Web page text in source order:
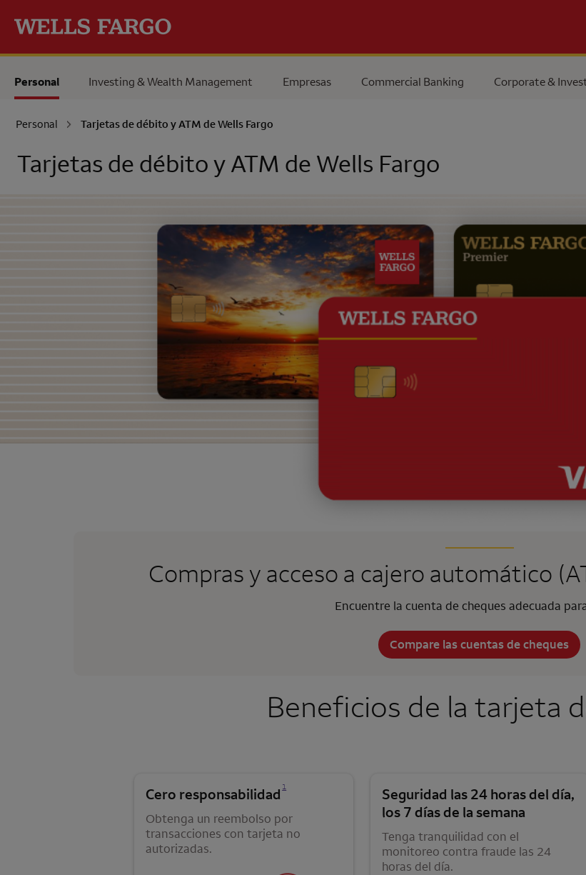
Personal Investing & Wealth Management Empresas Commercial Banking Corporate &
Personal Tarjetas de débito y ATM deWells Fargo
Tarjetas de débito y ATM de Wells Fargo
Compras y acceso a cajero automático
Encuentre la cuenta de cheques adecuada
Compare las cuentas de cheques
Beneficios de la tarjeta
Cero responsabilidad 1
Obtenga un reembolso por
transacciones con tarjeta no
autorizadas.
Seguridad las 24 horas del día,
los 7 días de la semana
Tenga tranquilidad con el
monitoreo contra fraude las 24
horas del día.